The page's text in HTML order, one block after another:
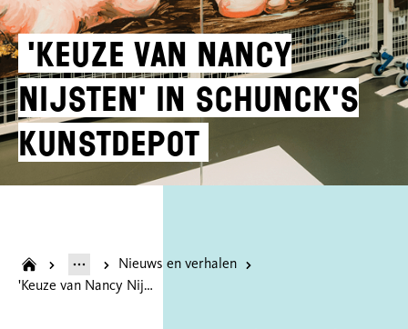
'Keuze van Nancy
Nijsten' in SCHUNCK's
Kunstdepot
Nieuws en verhalen
'Keuze van Nancy Nijsten' in SCHUNCK's Kunstdepot